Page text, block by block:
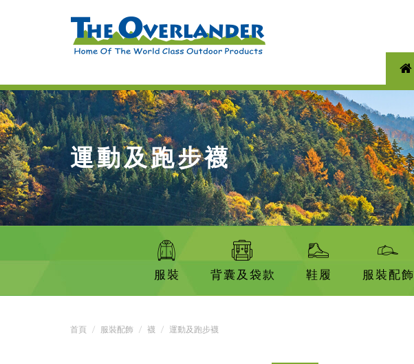
運動及跑步襪
服裝 背囊及袋款 鞋履 服裝配飾
首頁 服裝配飾 襪 運動及跑步襪